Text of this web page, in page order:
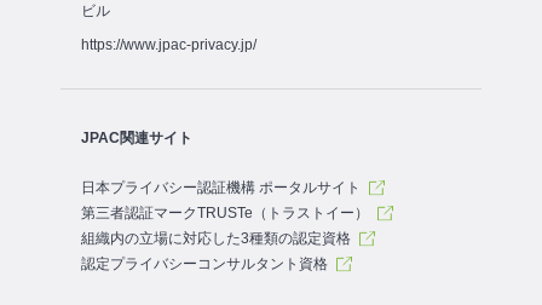
ビル
https://www.jpac-privacy.jp/
JPAC関連サイト
日本プライバシー認証機構 ポータルサイト
第三者認証マークTRUSTe（トラストイー）
組織内の立場に対応した3種類の認定資格
認定プライバシーコンサルタント資格